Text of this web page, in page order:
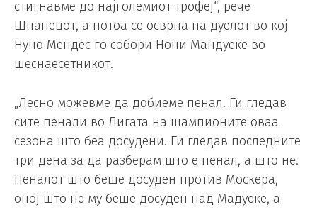
стигнавме до најголемиот трофеј“, рече
Шпанецот, а потоа се осврна на дуелот во кој
Нуно Мендес го собори Нони Мандуеке во
шеснаесетникот.
„Лесно можевме да добиеме пенал. Ги гледав
сите пенали во Лигата на шампионите оваа
сезона што беа досудени. Ги гледав последните
три дена за да разберам што е пенал, а што не.
Пеналот што беше досуден против Москера,
оној што не му беше досуден над Мадуеке, а